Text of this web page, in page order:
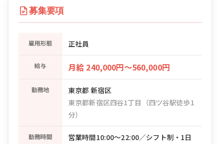
募集要項
雇用形態 正社員
給与 月給 240,000円〜560,000円
勤務地
東京都 新宿区
東京都新宿区四谷1丁目（四ツ谷駅徒歩1
分）
勤務時間
営業時間10:00〜22:00／シフト制・1日